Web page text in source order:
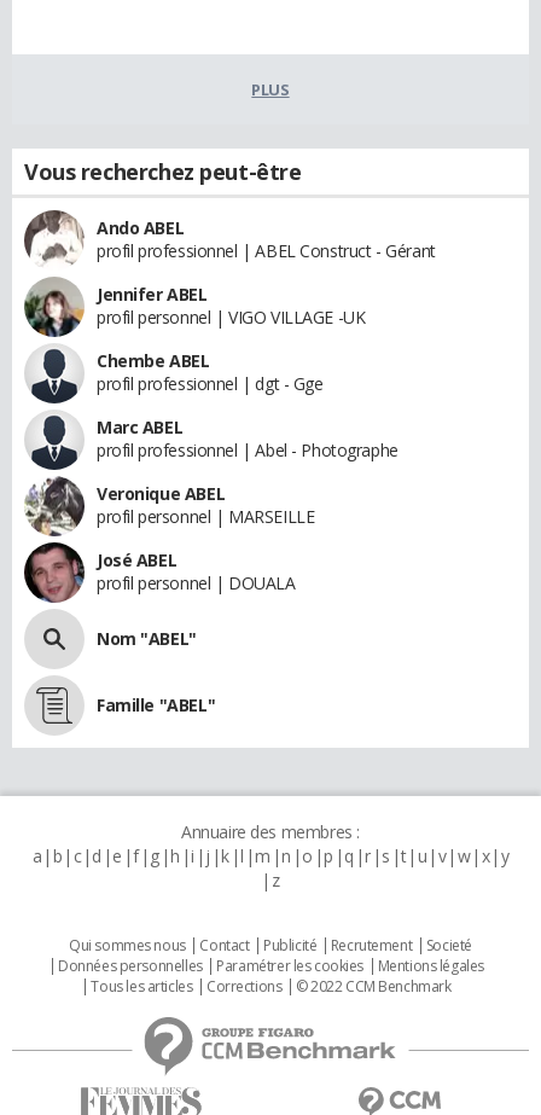
PLUS
Vous recherchez peut-être
Ando ABEL
profil professionnel | ABEL Construct - Gérant
Jennifer ABEL
profil personnel | VIGO VILLAGE -UK
Chembe ABEL
profil professionnel | dgt - Gge
Marc ABEL
profil professionnel | Abel - Photographe
Veronique ABEL
profil personnel | MARSEILLE
José ABEL
profil personnel | DOUALA
Nom "ABEL"
Famille "ABEL"
Annuaire des membres :
a b c d e f g h i j k l m n o p q r s t u v w x y
z
Qui sommes nous Contact Publicité Recrutement
Societé
Données personnelles
Paramétrer les cookies
Mentions légales
Tous les articles
Corrections © 2022 CCM Benchmark